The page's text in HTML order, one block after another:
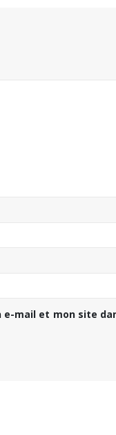
e-mail et mon site